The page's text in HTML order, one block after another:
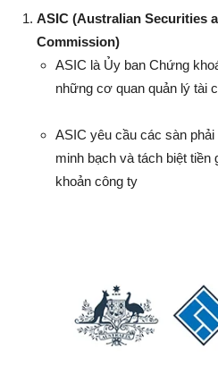
ASIC (Australian Securities
Commission)
ASIC là Ủy ban Chứng
những cơ quan quản lý tài
ASIC yêu cầu các sàn
minh bạch và tách biệt
khoản công ty